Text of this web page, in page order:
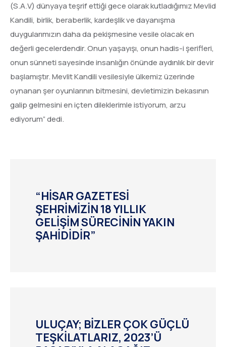
(S.A.V) dünyaya teşrif ettiği gece olarak kutladığımız Mevlid
Kandili, birlik, beraberlik, kardeşlik ve dayanışma
duygularımızın daha da pekişmesine vesile olacak en
değerli gecelerdendir. Onun yaşayışı, onun hadis-i şerifleri,
onun sünneti sayesinde insanlığın önünde aydınlık bir devir
başlamıştır. Mevlit Kandili vesilesiyle ülkemiz üzerinde
oynanan şer oyunlarının bitmesini, devletimizin bekasının
galip gelmesini en içten dileklerimle istiyorum, arzu
ediyorum” dedi.
“HİSAR GAZETESİ
ŞEHRİMİZİN 18 YILLIK
GELİŞİM SÜRECİNİN YAKIN
ŞAHİDİDİR”
ULUÇAY; BİZLER ÇOK GÜÇLÜ
TEŞKİLATLARIZ, 2023’Ü